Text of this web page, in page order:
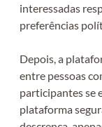
interessadas
preferências
Depois, a
entre pessoas
participantes se
plataforma